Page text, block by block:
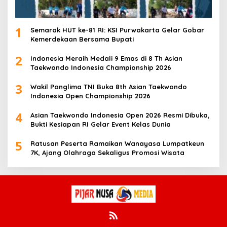
1
Semarak HUT ke-81 RI: KSI Purwakarta Gelar Gobar
Kemerdekaan Bersama Bupati
2
Indonesia Meraih Medali 9 Emas di 8 Th Asian
Taekwondo Indonesia Championship 2026
3
Wakil Panglima TNI Buka 8th Asian Taekwondo
Indonesia Open Championship 2026
4
Asian Taekwondo Indonesia Open 2026 Resmi Dibuka,
Bukti Kesiapan RI Gelar Event Kelas Dunia
5
Ratusan Peserta Ramaikan Wanayasa Lumpatkeun
7K, Ajang Olahraga Sekaligus Promosi Wisata